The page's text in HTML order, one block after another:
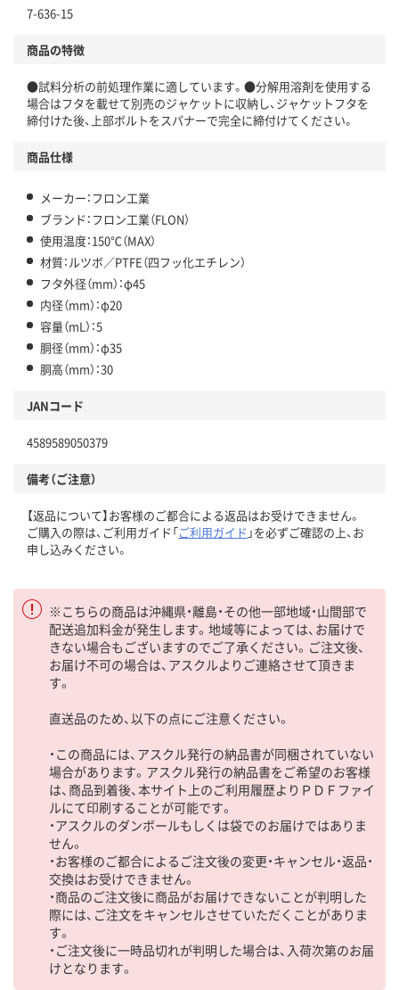
7-636-15
商品の特徴
●試料分析の前処理作業に適しています。●分解用溶剤を使用する
場合はフタを載せて別売のジャケットに収納し、ジャケットフタを
締付けた後、上部ボルトをスパナーで完全に締付けてください。
商品仕様
メーカー：フロン工業
ブランド：フロン工業（FLON）
使用温度：150℃（MAX）
材質：ルツボ／PTFE（四フッ化エチレン）
フタ外径（mm）：φ45
内径（mm）：φ20
容量（mL）：5
胴径（mm）：φ35
胴高（mm）：30
JANコード
4589589050379
備考（ご注意）
【返品について】お客様のご都合による返品はお受けできません。
ご購入の際は、ご利用ガイド「ご利用ガイド 」を必ずご確認の上、お
申し込みください。
※こちらの商品は沖縄県・離島・その他一部地域・山間部で
配送追加料金が発生します。地域等によっては、お届けで
きない場合もございますのでご了承ください。ご注文後、
お届け不可の場合は、アスクルよりご連絡させて頂きま
す。
直送品のため、以下の点にご注意ください。
・この商品には、アスクル発行の納品書が同梱されていない
場合があります。アスクル発行の納品書をご希望のお客様
は、商品到着後、本サイト上のご利用履歴よりＰＤＦファイ
ルにて印刷することが可能です。
・アスクルのダンボールもしくは袋でのお届けではありま
せん。
・お客様のご都合によるご注文後の変更・キャンセル・返品・
交換はお受けできません。
・商品のご注文後に商品がお届けできないことが判明した
際には、ご注文をキャンセルさせていただくことがありま
す。
・ご注文後に一時品切れが判明した場合は、入荷次第のお届
けとなります。